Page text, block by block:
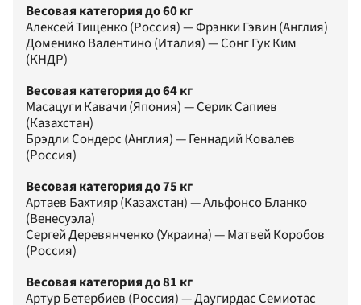
Весовая категория до 60 кг
Алексей Тищенко (Россия) — Фрэнки Гэвин (Англия)
Доменико Валентино (Италия) — Сонг Гук Ким
(КНДР)
Весовая категория до 64 кг
Масацуги Кавачи (Япония) — Серик Сапиев
(Казахстан)
Брэдли Сондерс (Англия) — Геннадий Ковалев
(Россия)
Весовая категория до 75 кг
Артаев Бахтияр (Казахстан) — Альфонсо Бланко
(Венесуэла)
Сергей Деревянченко (Украина) — Матвей Коробов
(Россия)
Весовая категория до 81 кг
Артур Бетербиев (Россия) — Даугирдас Семиотас